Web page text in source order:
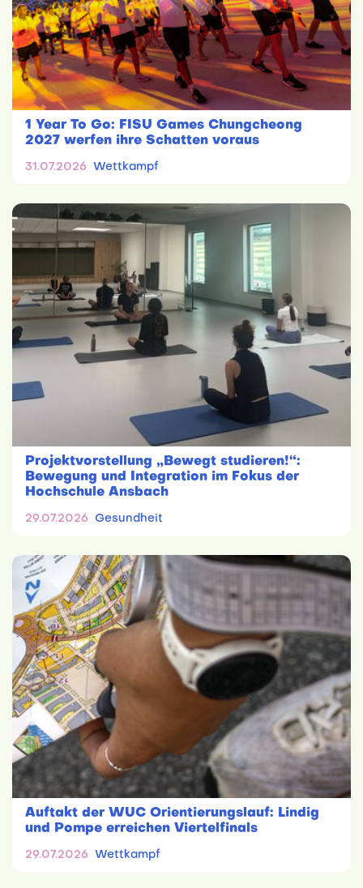
1 Year To Go: FISU Games Chungcheong
2027 werfen ihre Schatten voraus
31.07.2026 Wettkampf
Projektvorstellung „Bewegt studieren!“:
Bewegung und Integration im Fokus der
Hochschule Ansbach
29.07.2026 Gesundheit
Auftakt der WUC Orientierungslauf: Lindig
und Pompe erreichen Viertelfinals
29.07.2026 Wettkampf